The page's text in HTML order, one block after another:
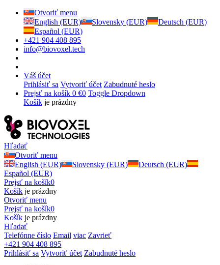
Otvoriť menu
English (EUR)
Slovensky (EUR)
Deutsch (EUR)
Español (EUR)
+421 904 408 895
info@biovoxel.tech
Váš účet
Prihlásiť sa Vytvoriť účet Zabudnuté heslo
Prejsť na košík 0 €0 Toggle Dropdown
Košík je prázdny
Hľadať
Otvoriť menu
English (EUR)
Slovensky (EUR)
Deutsch (EUR)
Español (EUR)
Prejsť na košík0
Košík je prázdny
Otvoriť menu
Prejsť na košík0
Košík je prázdny
Hľadať
Telefónne číslo Email viac Zavrieť
+421 904 408 895
Prihlásiť sa Vytvoriť účet Zabudnuté heslo